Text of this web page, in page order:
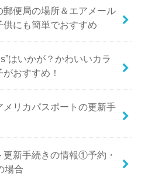
便局の場所＆エアメール
にも簡単でおすすめ
はいかが？かわいいカラ
おすすめ！
リカパスポートの更新手
新手続きの情報①予約・
場合